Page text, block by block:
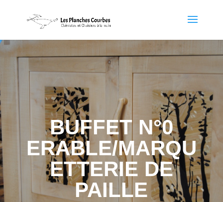
BUFFET N°0
ERABLE/MARQU
ETTERIE DE
PAILLE